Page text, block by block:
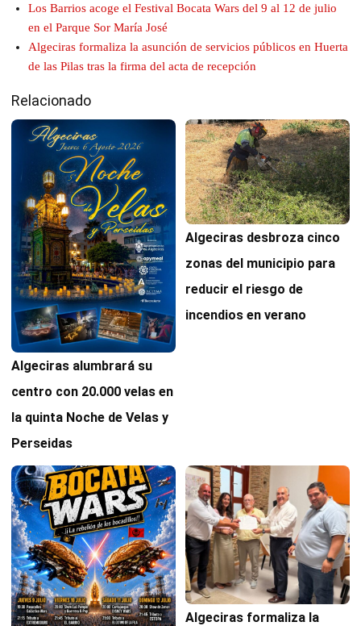
Los Barrios acoge el Festival Bocata Wars del 9 al 12 de julio
en el Parque Sor María José
Algeciras formaliza la asunción de servicios públicos en Huerta
de las Pilas tras la firma del acta de recepción
Relacionado
Algeciras alumbrará su
centro con 20.000 velas en
la quinta Noche de Velas y
Perseidas
Algeciras desbroza cinco
zonas del municipio para
reducir el riesgo de
incendios en verano
Algeciras formaliza la